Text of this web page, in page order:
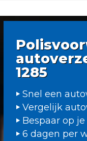
1285
Snel een
Vergelijk
Bespaar op
6 dagen per